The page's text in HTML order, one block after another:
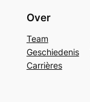
Over
Team
Geschiedenis
Carrières